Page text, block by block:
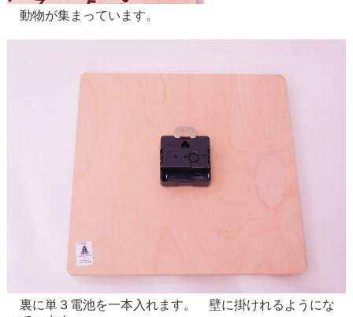
動物が集まっています。
裏に単３電池を一本入れます。 壁に掛けれるようにな